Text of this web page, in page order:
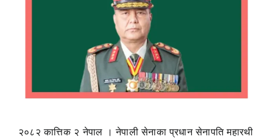
२०८२ कात्तिक २ नेपाल । नेपाली सेनाका प्रधान सेनापति महारथी